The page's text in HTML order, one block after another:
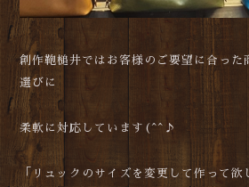
創作鞄槌井ではお客様のご要望に合った
選びに
柔軟に対応しています(^^♪
「リュックのサイズを変更して作って欲